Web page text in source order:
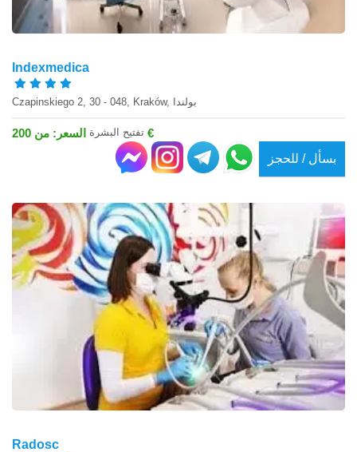
Indexmedica
Czapinskiego 2, 30 - 048, Kraków, بولندا
تفتيح البشرة السعر: من 200 €
بسأل / للحجز
Radosc